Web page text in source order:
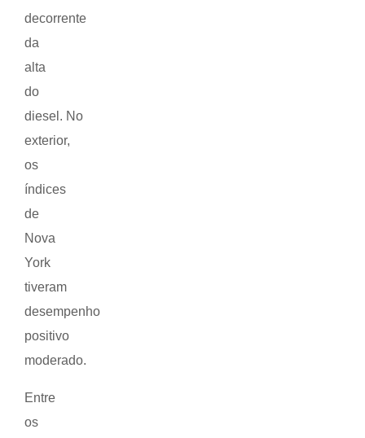
decorrente
da
alta
do
diesel. No
exterior,
os
índices
de
Nova
York
tiveram
desempenho
positivo
moderado.
Entre
os